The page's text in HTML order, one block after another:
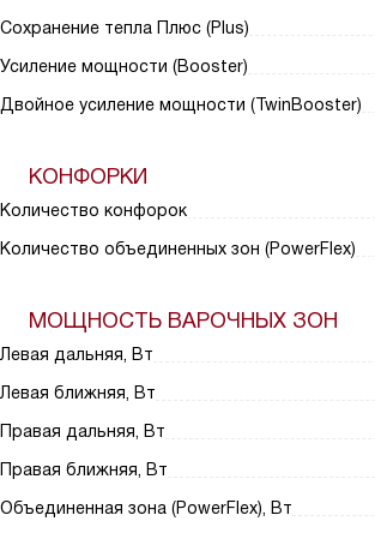
Сохранение тепла Плюс (Plus)
Усиление мощности (Booster)
Двойное усиление мощности (TwinBooster)
КОНФОРКИ
Количество конфорок
Количество объединенных зон (PowerFlex)
МОЩНОСТЬ ВАРОЧНЫХ ЗОН
Левая дальняя, Вт
Левая ближняя, Вт
Правая дальняя, Вт
Правая ближняя, Вт
Объединенная зона (PowerFlex), Вт